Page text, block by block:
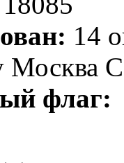
14
Москва
флаг: